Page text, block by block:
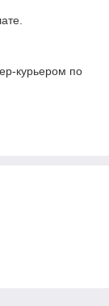
курьером по